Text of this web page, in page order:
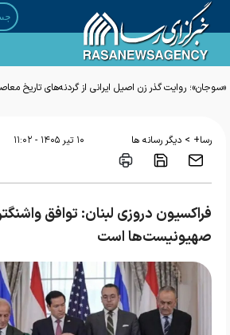
«سوجان»؛ روایت گذر زن اصیل ایرانی از گردنه‌های تاریخ
رسا+ > دیگر رسانه ها ۱۰ تير ۱۴۰۵ - ۱۱:۰۲
فراکسیون دروزی لبنان: توافق
صهیونیست‌ها است